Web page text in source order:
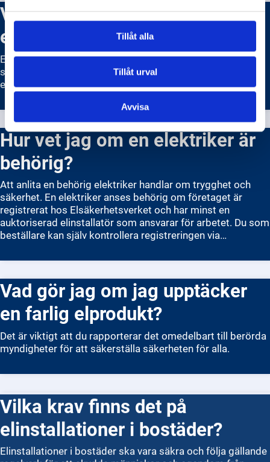
Tillåt alla
Tillåt urval
Avvisa
Vilka regler gäller för
elinstallationer i hemmet?
Elinstallationer i hemmet regleras av strikta
säkerhetsföreskrifter för att skydda dig och din familj från
elchocker och bränder.
Hur vet jag om en elektriker är
behörig?
Att anlita en behörig elektriker handlar om trygghet och
säkerhet. En elektriker anses behörig om företaget är
registrerat hos Elsäkerhetsverket och har minst en
auktoriserad elinstallatör som ansvarar för arbetet. Du som
beställare kan själv kontrollera registreringen via
som räknas — företaget måste ha godkända rutiner och
register och be om intyg försäkrar du dig om att arbetet
utförs på rätt sätt och att du inte hamnar i juridiska eller
försäkringsrelaterade problem.
Vad gör jag om jag upptäcker
en farlig elprodukt?
Det är viktigt att du rapporterar det omedelbart till berörda
myndigheter för att säkerställa säkerheten för alla.
Vilka krav finns det på
elinstallationer i bostäder?
Elinstallationer i bostäder ska vara säkra och följa gällande